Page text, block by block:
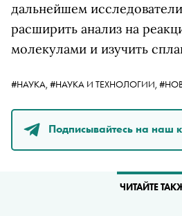
дальнейшем
расширить анализ на
молекулами и изучить
#НАУКА, #НАУКА И ТЕХНОЛОГИИ,
Подписывайтесь на наш
ЧИТАЙТЕ